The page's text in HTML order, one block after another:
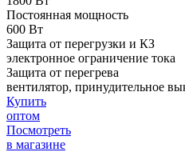
Постоянная мощность
600 Вт
Защита от перегрузки и КЗ
электронное ограничение тока
Защита от перегрева
вентилятор, принудительное
Купить
оптом
Посмотреть
в магазине